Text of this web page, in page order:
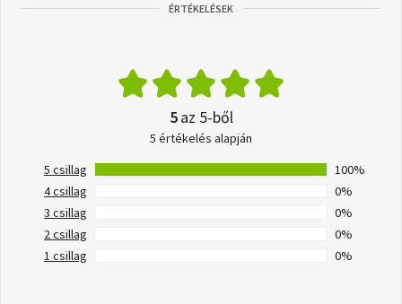
ÉRTÉKELÉSEK
5az 5-ből
5 értékelés alapján
5 csillag
100%
4 csillag
0%
3 csillag
0%
2 csillag
0%
1 csillag
0%